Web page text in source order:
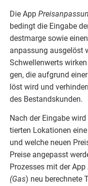
Die App
bedingt die Ein­ga­be
dest­mar­ge sowie
an­pas­sung aus­ge­löst
Schwel­len­werts
gen, die auf­grund
löst wird und
des Bestandskunden.
Nach der Ein­ga­be
tier­ten Loka­tio­nen
und wel­che neu­en
Prei­se ange­passt
Pro­zes­ses mit der App
(Gas) neu berech­ne­te